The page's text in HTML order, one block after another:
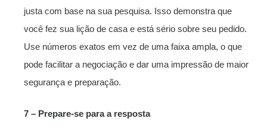
justa com base na sua pesquisa. Isso demonstra que
você fez sua lição de casa e está sério sobre seu pedido.
Use números exatos em vez de uma faixa ampla, o que
pode facilitar a negociação e dar uma impressão de maior
segurança e preparação.
7 – Prepare-se para a resposta